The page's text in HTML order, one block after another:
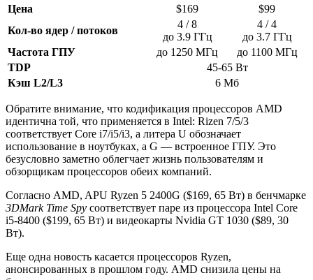
Цена
$169
$99
Кол-во ядер / потоков
4 / 8
до 3.9 ГГц
4 / 4
до 3.7 ГГц
Частота ГПУ
до 1250 МГц
до 1100 МГц
TDP
45-65 Вт
Кэш L2/L3
6 Мб
Обратите внимание, что кодификация процессоров AMD
идентична той, что применяется в Intel: Rizen 7/5/3
соответствует Core i7/i5/i3, а литера U обозначает
использование в ноутбуках, а G — встроенное ГПУ. Это
безусловно заметно облегчает жизнь пользователям и
обзорщикам процессоров обеих компаний.
Согласно AMD, APU Ryzen 5 2400G ($169, 65 Вт) в бенчмарке
3DMark Time Spy соответствует паре из процессора Intel Core
i5-8400 ($199, 65 Вт) и видеокарты Nvidia GT 1030 ($89, 30
Вт).
Еще одна новость касается процессоров Ryzen,
анонсированных в прошлом году. AMD снизила цены на